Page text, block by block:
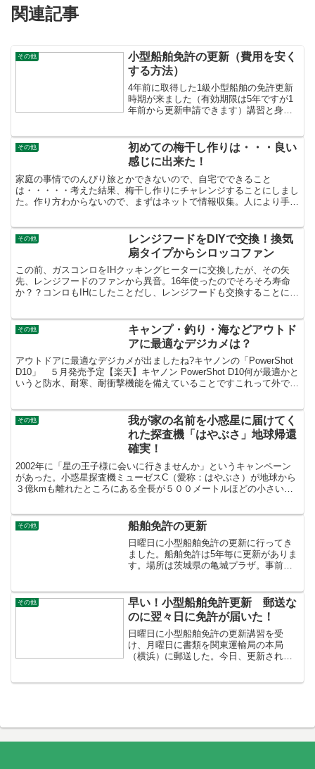
関連記事
その他
小型船舶免許の更新（費用を安く
する方法）
4年前に取得した1級小型船舶の免許更新
時期が来ました（有効期限は5年ですが1
年前から更新申請できます）講習と身体
うなちゃんとしたものじゃないですけど
ね ;-)で・・・・...
その他
初めての梅干し作りは・・・良い
感じに出来た！
家庭の事情でのんびり旅とかできないので、自宅でできること
は・・・・・考えた結果、梅干し作りにチャレンジすることにしまし
た。作り方わからないので、まずはネットで情報収集。人により手順
その他
レンジフードをDIYで交換！換気
扇タイプからシロッコファン
この前、ガスコンロをIHクッキングヒーターに交換したが、その矢
先、レンジフードのファンから異音。16年使ったのでそろそろ寿命
か？？コンロもIHにしたことだし、レンジフードも交換することに決
その他
キャンプ・釣り・海などアウトド
アに最適なデジカメは？
アウトドアに最適なデジカメが出ましたね?キヤノンの「PowerShot
D10」 ５月発売予定【楽天】キヤノン PowerShot D10何が最適かと
いうと防水、耐寒、耐衝撃機能を備えていることですこれって外で遊
その他
我が家の名前を小惑星に届けてく
れた探査機「はやぶさ」地球帰還
確実！
2002年に「星の王子様に会いに行きませんか」というキャンペーン
があった。小惑星探査機ミューゼスC（愛称：はやぶさ）が地球から
３億kmも離れたところにある全長が５００メートルほどの小さい小
その他 船舶免許の更新
日曜日に小型船舶免許の更新に行ってき
ました。船舶免許は5年毎に更新がありま
す。場所は茨城県の亀城プラザ。事前に
その後は身体検査を受け、あとは講習が
始まる5分前まで自由...
その他
早い！小型船舶免許更新 郵送な
のに翌々日に免許が届いた！
日曜日に小型船舶免許の更新講習を受
け、月曜日に書類を関東運輸局の本局
（横浜）に郵送した。今日、更新された